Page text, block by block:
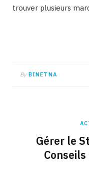
trouver plusieurs
By BINETNA
Gérer le